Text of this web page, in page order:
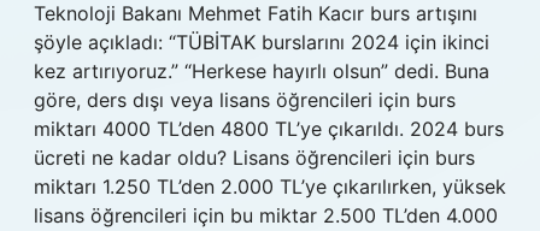
Teknoloji Bakanı Mehmet Fatih Kacır burs artışını
şöyle açıkladı: “TÜBİTAK burslarını 2024 için ikinci
kez artırıyoruz.” “Herkese hayırlı olsun” dedi. Buna
göre, ders dışı veya lisans öğrencileri için burs
miktarı 4000 TL’den 4800 TL’ye çıkarıldı. 2024 burs
ücreti ne kadar oldu? Lisans öğrencileri için burs
miktarı 1.250 TL’den 2.000 TL’ye çıkarılırken, yüksek
lisans öğrencileri için bu miktar 2.500 TL’den 4.000